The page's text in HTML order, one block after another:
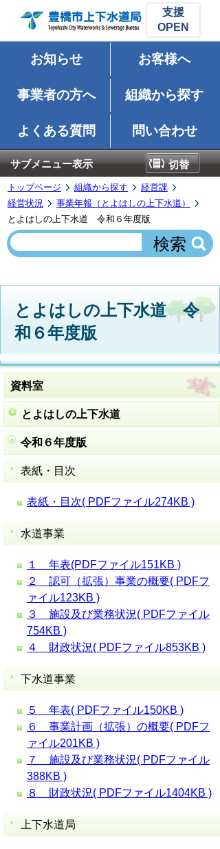
支援
お知らせ お客様へ
事業者の方へ 組織から探す
よくある質問 問い合わせ
サブメニュー表示 切替
トップページ 組織から探す
経営課
経営状況
事業年報（とよはしの上下水道）
とよはしの上下水道 令和６年度版
とよはしの上下水道 令
和６年度版
資料室
とよはしの上下水道
令和６年度版
表紙・目次
表紙・目次( PDFファイル274KB )
水道事業
１ 年表(PDFファイル151KB )
２ 認可（拡張）事業の概要( PDFフ
ァイル123KB )
３ 施設及び業務状況( PDFファイル
754KB )
４ 財政状況( PDFファイル853KB )
下水道事業
５ 年表( PDFファイル150KB )
６ 事業計画（拡張）の概要( PDFフ
ァイル201KB )
７ 施設及び業務状況( PDFファイル
388KB )
８ 財政状況( PDFファイル1404KB )
上下水道局